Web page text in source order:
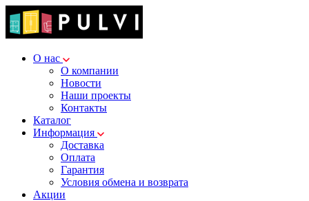
О нас
О компании
Новости
Наши проекты
Контакты
Каталог
Информация
Доставка
Оплата
Гарантия
Условия обмена и возврата
Акции